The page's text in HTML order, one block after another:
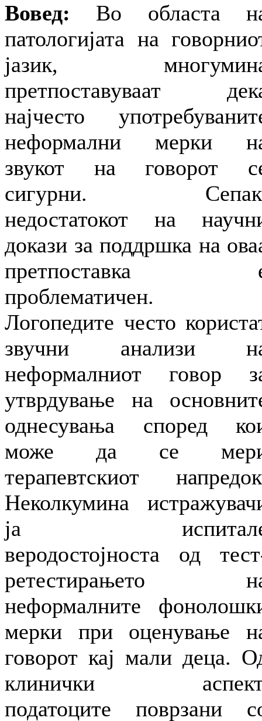
Вовед: Во областа
патологијата на
јазик,
претпоставуваат
најчесто
неформални мерки
звукот на говорот
сигурни.
недостатокот на
докази за поддршка на
претпоставка
проблематичен.
Логопедите често
звучни анализи
неформалниот говор
утврдување на
однесувања според
може да се
терапевтскиот
Неколкумина
ја
веродостојноста од
ретестирањето
неформалните
мерки при оценување
говорот кај мали деца.
клинички
податоците поврзани